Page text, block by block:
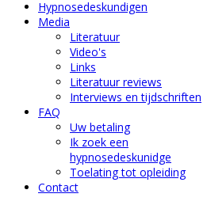
Hypnosedeskundigen
Media
Literatuur
Video's
Links
Literatuur reviews
Interviews en tijdschriften
FAQ
Uw betaling
Ik zoek een
hypnosedeskunidge
Toelating tot opleiding
Contact